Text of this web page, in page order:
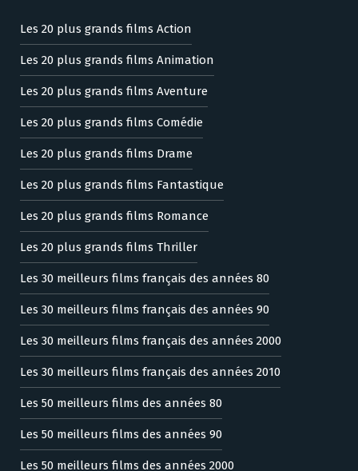
Les 20 plus grands films Action
Les 20 plus grands films Animation
Les 20 plus grands films Aventure
Les 20 plus grands films Comédie
Les 20 plus grands films Drame
Les 20 plus grands films Fantastique
Les 20 plus grands films Romance
Les 20 plus grands films Thriller
Les 30 meilleurs films français des années 80
Les 30 meilleurs films français des années 90
Les 30 meilleurs films français des années 2000
Les 30 meilleurs films français des années 2010
Les 50 meilleurs films des années 80
Les 50 meilleurs films des années 90
Les 50 meilleurs films des années 2000